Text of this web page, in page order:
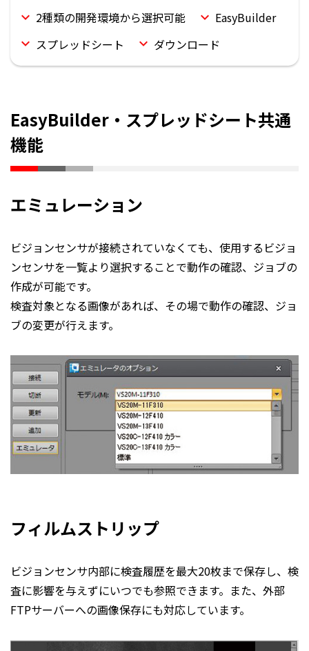
2種類の開発環境から選択可能
EasyBuilder
スプレッドシート
ダウンロード
EasyBuilder・スプレッドシート共通
機能
エミュレーション
ビジョンセンサが接続されていなくても、使用するビジョ
ンセンサを一覧より選択することで動作の確認、ジョブの
作成が可能です。
検査対象となる画像があれば、その場で動作の確認、ジョ
ブの変更が行えます。
フィルムストリップ
ビジョンセンサ内部に検査履歴を最大20枚まで保存し、検
査に影響を与えずにいつでも参照できます。また、外部
FTPサーバーへの画像保存にも対応しています。